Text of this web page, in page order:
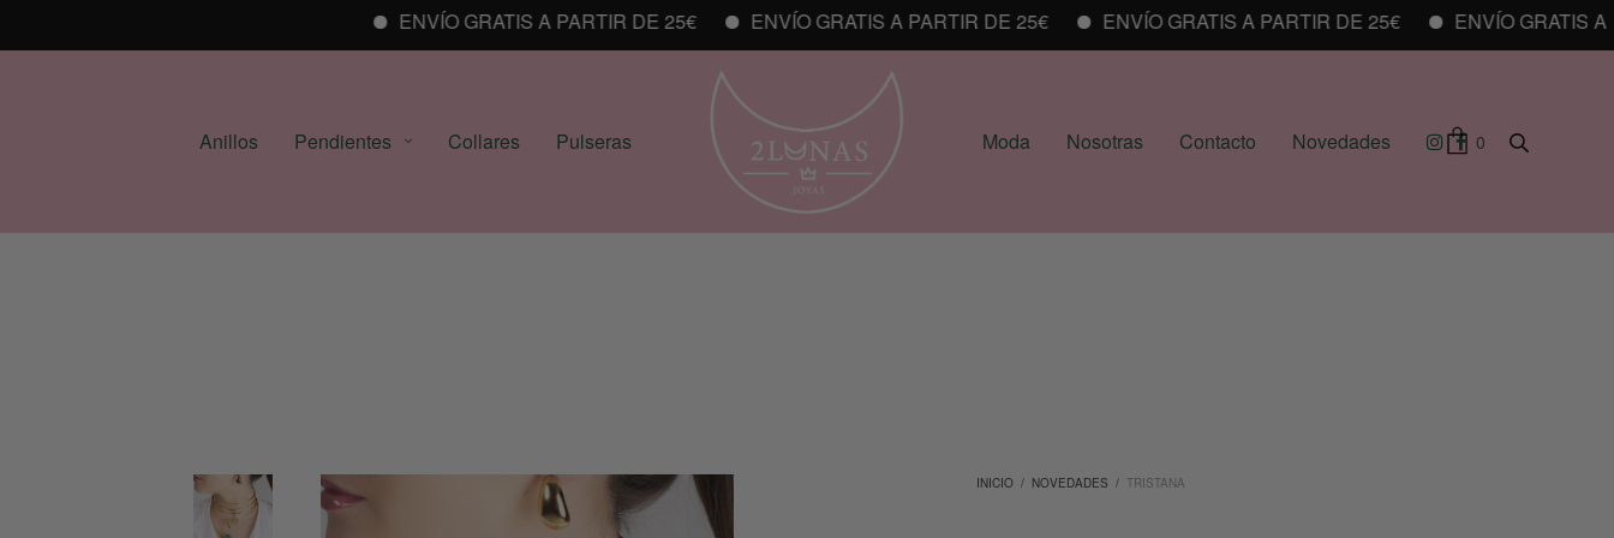
ENVÍO GRATIS A PARTIR DE 25€ ENVÍO GRATIS A PARTIR DE 25€ ENVÍO GRATIS A PARTIR DE 25€ ENVÍO GRATIS A
Anillos Pendientes Collares Pulseras Moda Nosotras Contacto Novedades 0
INICIO / NOVEDADES / TRISTANA